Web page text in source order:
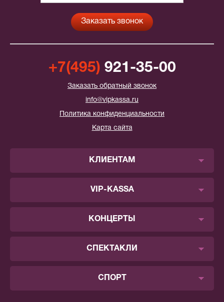
+7(495) 921-35-00
Заказать обратный звонок
info@vipkassa.ru
Политика конфиденциальности
Карта сайта
КЛИЕНТАМ
VIP-KASSA
КОНЦЕРТЫ
СПЕКТАКЛИ
СПОРТ